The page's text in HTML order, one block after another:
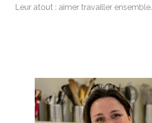
Leur atout : aimer travailler ensemble.